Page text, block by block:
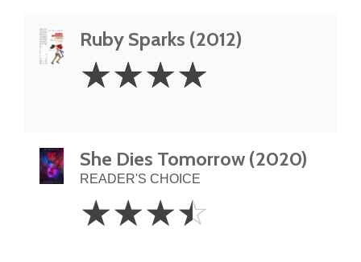
Ruby Sparks (2012)
Stars
☆☆☆☆
She Dies Tomorrow (2020)
READER'S CHOICE
3.5
Stars
☆☆☆☆